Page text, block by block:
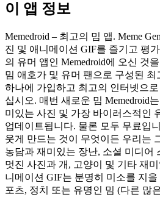
이 앱 정보
Memedroid – 최고의 밈 앱. Meme
진 및 애니메이션 GIF를 즐기고 평
의 유머 앱인 Memedroid에 오신 것
밈 애호가 및 유머 팬으로 구성된
하나에 가입하고 최고의 인터넷으
십시오. 매번 새로운 밈 Memedroid
미있는 사진 및 가장 바이러스적인
업데이트됩니다. 물론 모두 무료입
웃게 만드는 것이 무엇이든 우리는
농담과 재미있는 장난, 소셜 미디어
멋진 사진과 개, 고양이 및 기타 재
니메이션 GIF는 분명히 미소를 지
포츠, 정치 또는 유명인 밈 (다른 많